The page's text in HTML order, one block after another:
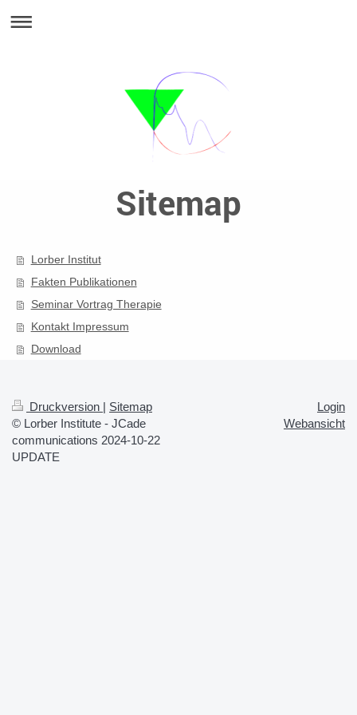
Sitemap
Lorber Institut
Fakten Publikationen
Seminar Vortrag Therapie
Kontakt Impressum
Download
Druckversion | Sitemap
© Lorber Institute - JCade
communications 2024-10-22
UPDATE
Login
Webansicht